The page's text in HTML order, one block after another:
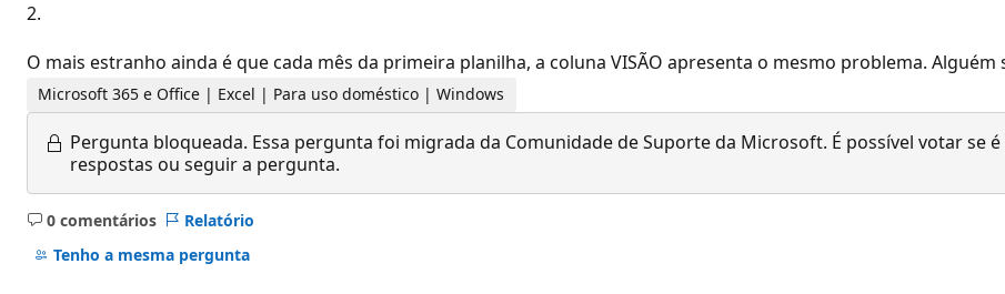
2.
O mais estranho ainda é que cada mês da primeira planilha, a coluna VISÃO apresenta o mesmo problema. Alguém
Microsoft 365 e Office | Excel | Para uso doméstico | Windows
Pergunta bloqueada. Essa pergunta foi migrada da Comunidade de Suporte da Microsoft. É possível votar se
respostas ou seguir a pergunta.
0 comentários
Sem
comentários
Relatório
Tenho a mesma pergunta